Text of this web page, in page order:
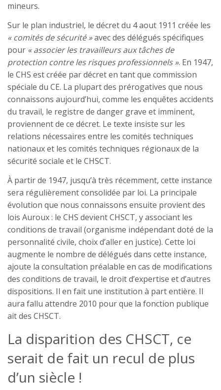
mineurs.
Sur le plan industriel, le décret du 4 aout 1911 créée les
« comités de sécurité »avec des délégués spécifiques
pour « associer les travailleurs aux tâches de
protection contre les risques professionnels ». En 1947,
le CHS est créée par décret en tant que commission
spéciale du CE. La plupart des prérogatives que nous
connaissons aujourd’hui, comme les enquêtes accidents
du travail, le registre de danger grave et imminent,
proviennent de ce décret. Le texte insiste sur les
relations nécessaires entre les comités techniques
nationaux et les comités techniques régionaux de la
sécurité sociale et le CHSCT.
À partir de 1947, jusqu’à très récemment, cette instance
sera régulièrement consolidée par loi. La principale
évolution que nous connaissons ensuite provient des
lois Auroux : le CHS devient CHSCT, y associant les
conditions de travail (organisme indépendant doté de la
personnalité civile, choix d’aller en justice). Cette loi
augmente le nombre de délégués dans cette instance,
ajoute la consultation préalable en cas de modifications
des conditions de travail, le droit d’expertise et d’autres
dispositions. Il en fait une institution à part entière. Il
aura fallu attendre 2010 pour que la fonction publique
ait des CHSCT.
La disparition des CHSCT, ce
serait de fait un recul de plus
d’un siècle !